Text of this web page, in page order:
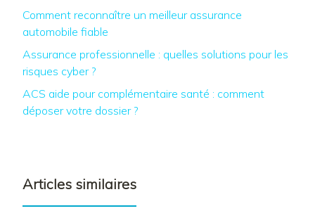
Comment reconnaître un meilleur assurance
automobile fiable
Assurance professionnelle : quelles solutions pour les
risques cyber ?
ACS aide pour complémentaire santé : comment
déposer votre dossier ?
Articles similaires